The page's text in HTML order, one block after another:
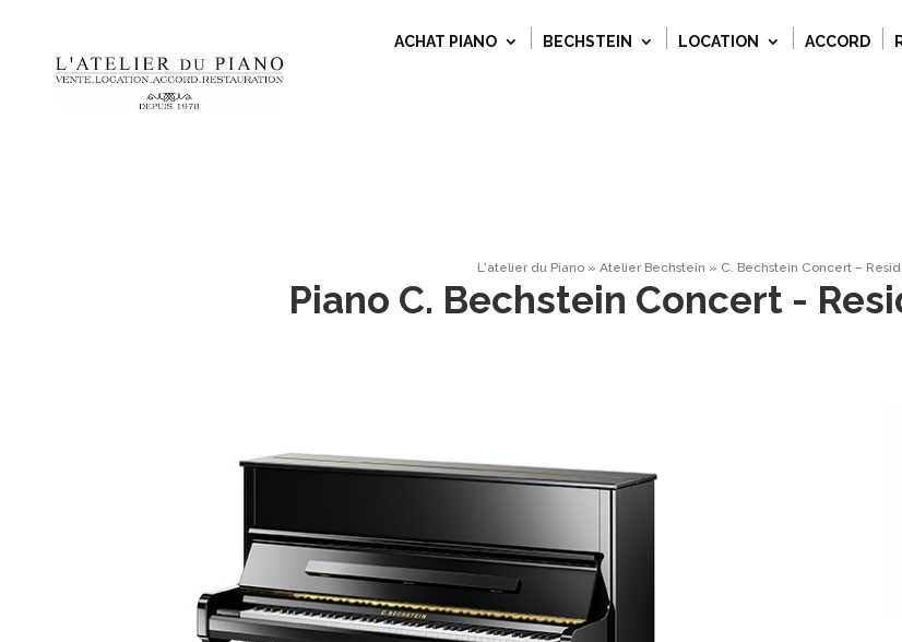
ACHAT PIANO BECHSTEIN LOCATION ACCORD
L'atelier du Piano » Atelier Bechstein » C. Bechstein Concert –
Piano C. Bechstein Concert -